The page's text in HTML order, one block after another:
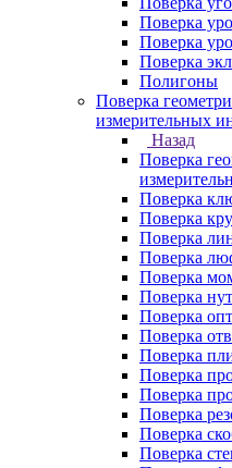
Поверка
Поверка
Поверка
Полигоны
Поверка
измерительных
Назад
Поверка
Поверка
Поверка
Поверка
Поверка
Поверка
Поверка
Поверка
Поверка
Поверка
Поверка
Поверка
Поверка
Поверка
Поверка